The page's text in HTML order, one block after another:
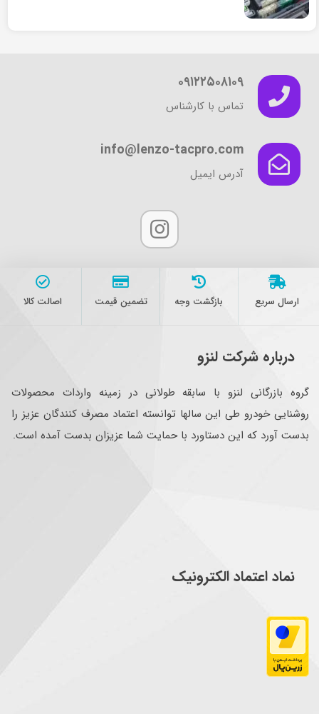
۰۹۱۲۲۵۰۸۱۰۹
تماس با کارشناس
info@lenzo-tacpro.com
آدرس ایمیل
ارسال سریع بازگشت وجه تضمین قیمت اصالت کالا
درباره شرکت لنزو
گروه بازرگانی لنزو با سابقه طولانی در زمینه واردات محصولات
روشنایی خودرو طی این سالها توانسته اعتماد مصرف کنندگان عزیز را
بدست آورد که این دستاورد با حمایت شما عزیزان بدست آمده است.
نماد اعتماد الکترونیک